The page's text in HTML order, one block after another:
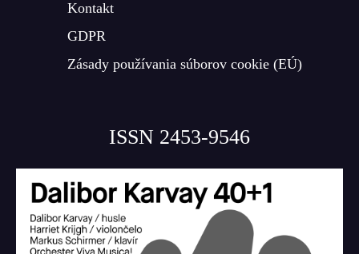
Kontakt
GDPR
Zásady používania súborov cookie (EÚ)
ISSN 2453-9546